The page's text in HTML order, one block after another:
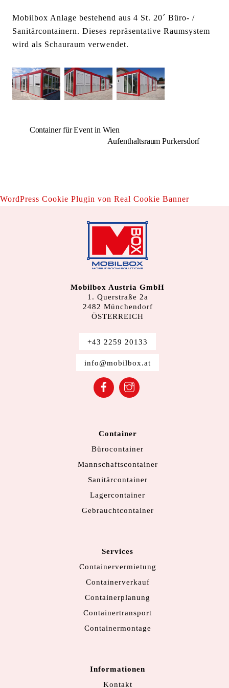
Mobilbox Anlage bestehend aus 4 St. 20´ Büro- /
Sanitärcontainern. Dieses repräsentative Raumsystem
wird als Schauraum verwendet.
Container für Event in Wien
Aufenthaltsraum Purkersdorf
WordPress Cookie Plugin von Real Cookie Banner
Mobilbox Austria GmbH
1. Querstraße 2a
2482 Münchendorf
ÖSTERREICH
+43 2259 20133
info@mobilbox.at
Facebook
Container
Bürocontainer
Mannschaftscontainer
Sanitärcontainer
Lagercontainer
Gebrauchtcontainer
Services
Containervermietung
Containerverkauf
Containerplanung
Containertransport
Containermontage
Informationen
Kontakt